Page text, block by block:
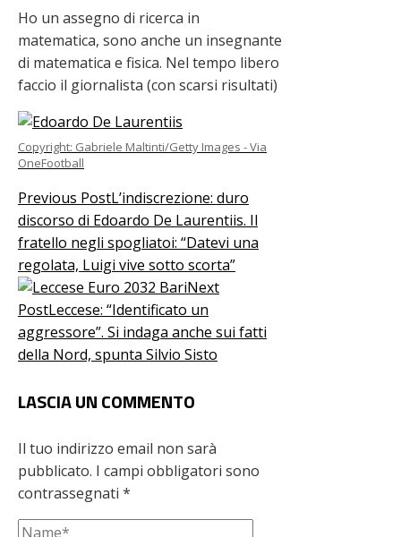
Ho un assegno di ricerca in
matematica, sono anche un insegnante
di matematica e fisica. Nel tempo libero
faccio il giornalista (con scarsi risultati)
Copyright: Gabriele Maltinti/Getty Images - Via
OneFootball
Previous PostL’indiscrezione: duro
discorso di Edoardo De Laurentiis. Il
fratello negli spogliatoi: “Datevi una
regolata, Luigi vive sotto scorta”
Next
PostLeccese: “Identificato un
aggressore”. Si indaga anche sui fatti
della Nord, spunta Silvio Sisto
LASCIA UN COMMENTO
Il tuo indirizzo email non sarà
pubblicato. I campi obbligatori sono
contrassegnati *